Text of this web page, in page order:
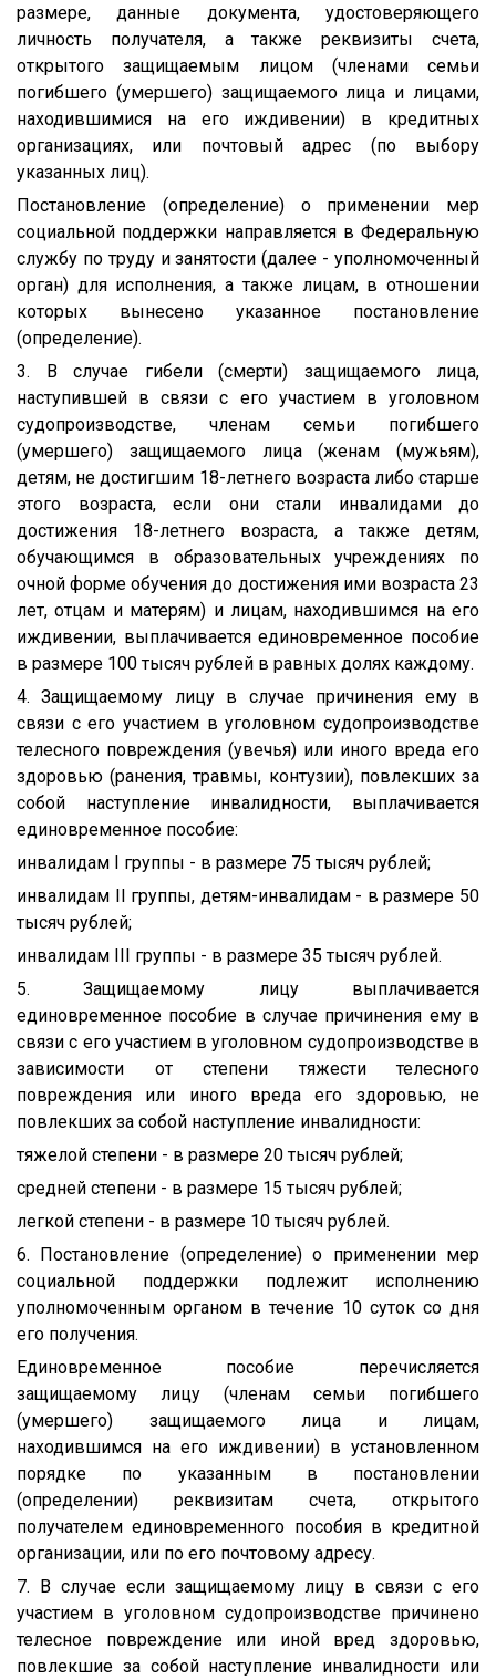
размере, данные документа, удостоверяющего
личность получателя, а также реквизиты счета,
открытого защищаемым лицом (членами семьи
погибшего (умершего) защищаемого лица и лицами,
находившимися на его иждивении) в кредитных
организациях, или почтовый адрес (по выбору
указанных лиц).
Постановление (определение) о применении мер
социальной поддержки направляется в Федеральную
службу по труду и занятости (далее - уполномоченный
орган) для исполнения, а также лицам, в отношении
которых вынесено указанное постановление
(определение).
3. В случае гибели (смерти) защищаемого лица,
наступившей в связи с его участием в уголовном
судопроизводстве, членам семьи погибшего
(умершего) защищаемого лица (женам (мужьям),
детям, не достигшим 18-летнего возраста либо старше
этого возраста, если они стали инвалидами до
достижения 18-летнего возраста, а также детям,
обучающимся в образовательных учреждениях по
очной форме обучения до достижения ими возраста 23
лет, отцам и матерям) и лицам, находившимся на его
иждивении, выплачивается единовременное пособие
в размере 100 тысяч рублей в равных долях каждому.
4. Защищаемому лицу в случае причинения ему в
связи с его участием в уголовном судопроизводстве
телесного повреждения (увечья) или иного вреда его
здоровью (ранения, травмы, контузии), повлекших за
собой наступление инвалидности, выплачивается
единовременное пособие:
инвалидам I группы - в размере 75 тысяч рублей;
инвалидам II группы, детям-инвалидам - в размере 50
тысяч рублей;
инвалидам III группы - в размере 35 тысяч рублей.
5. Защищаемому лицу выплачивается
единовременное пособие в случае причинения ему в
связи с его участием в уголовном судопроизводстве в
зависимости от степени тяжести телесного
повреждения или иного вреда его здоровью, не
повлекших за собой наступление инвалидности:
тяжелой степени - в размере 20 тысяч рублей;
средней степени - в размере 15 тысяч рублей;
легкой степени - в размере 10 тысяч рублей.
6. Постановление (определение) о применении мер
социальной поддержки подлежит исполнению
уполномоченным органом в течение 10 суток со дня
его получения.
Единовременное пособие перечисляется
защищаемому лицу (членам семьи погибшего
(умершего) защищаемого лица и лицам,
находившимся на его иждивении) в установленном
порядке по указанным в постановлении
(определении) реквизитам счета, открытого
получателем единовременного пособия в кредитной
организации, или по его почтовому адресу.
7. В случае если защищаемому лицу в связи с его
участием в уголовном судопроизводстве причинено
телесное повреждение или иной вред здоровью,
повлекшие за собой наступление инвалидности или